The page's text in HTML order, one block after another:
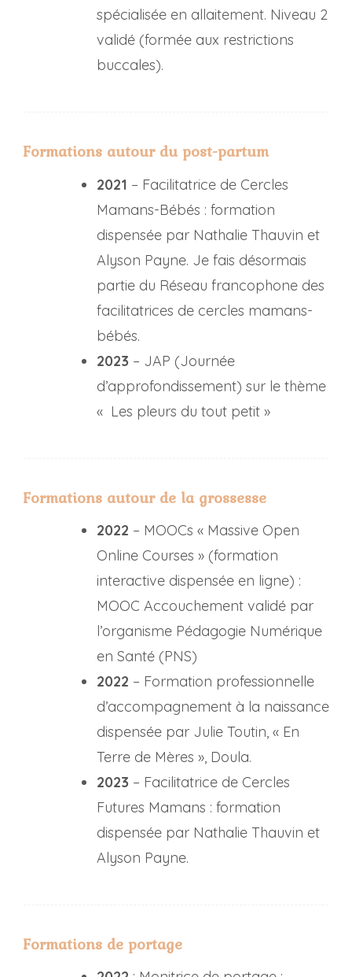
spécialisée en allaitement. Niveau 2
validé (formée aux restrictions
buccales).
Formations autour du post-partum
2021 – Facilitatrice de Cercles
Mamans-Bébés : formation
dispensée par Nathalie Thauvin et
Alyson Payne. Je fais désormais
partie du Réseau francophone des
facilitatrices de cercles mamans-
bébés.
2023 – JAP (Journée
d’approfondissement) sur le thème
« Les pleurs du tout petit »
Formations autour de la grossesse
2022 – MOOCs « Massive Open
Online Courses » (formation
interactive dispensée en ligne) :
MOOC Accouchement validé par
l’organisme Pédagogie Numérique
en Santé (PNS)
2022 – Formation professionnelle
d’accompagnement à la naissance
dispensée par Julie Toutin, « En
Terre de Mères », Doula.
2023 – Facilitatrice de Cercles
Futures Mamans : formation
dispensée par Nathalie Thauvin et
Alyson Payne.
Formations de portage